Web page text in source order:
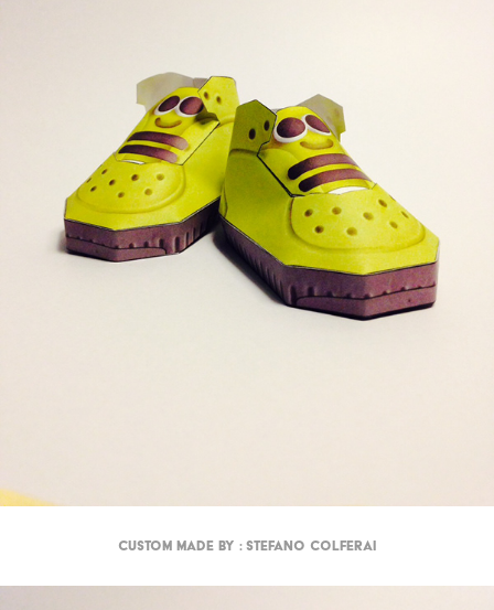
Custom made by : Stefano Colferai